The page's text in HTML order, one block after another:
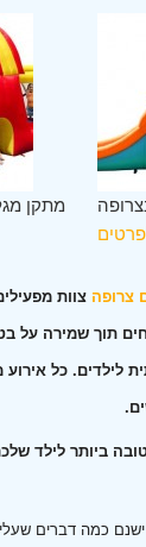
מתקן
צרופה צוות
תוך שמירה על
לילדים. כל
ביותר לילד
כמה דברים